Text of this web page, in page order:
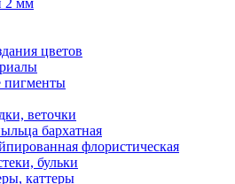
цветов
пигменты
веточки
бархатная
флористическая
бульки
каттеры